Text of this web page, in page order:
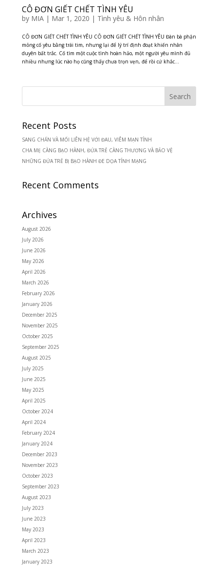
CÔ ĐƠN GIẾT CHẾT TÌNH YÊU
by MIA| Mar 1, 2020 | Tình yêu & Hôn nhân
CÔ ĐƠN GIẾT CHẾT TÌNH YÊU CÔ ĐƠN GIẾT CHẾT TÌNH YÊU Đàn bà phận
mỏng cố yêu bằng trái tim, nhưng lại để lý trí định đoạt khiến nhân
duyên bất trắc. Cố tìm một cuộc tình hoàn hảo, một người yêu mình đủ
nhiều nhưng lúc nào họ cũng thấy chưa trọn vẹn, để rồi cứ khắc...
Recent Posts
SANG CHẤN VÀ MỐI LIÊN HỆ VỚI ĐAU, VIÊM MẠN TÍNH
CHA MẸ CÀNG BẠO HÀNH, ĐỨA TRẺ CÀNG THƯƠNG VÀ BẢO VỆ
NHỮNG ĐỨA TRẺ BỊ BẠO HÀNH ĐE DỌA TÍNH MẠNG
Recent Comments
Archives
August 2026
July 2026
June 2026
May 2026
April 2026
March 2026
February 2026
January 2026
December 2025
November 2025
October 2025
September 2025
August 2025
July 2025
June 2025
May 2025
April 2025
October 2024
April 2024
February 2024
January 2024
December 2023
November 2023
October 2023
September 2023
August 2023
July 2023
June 2023
May 2023
April 2023
March 2023
January 2023